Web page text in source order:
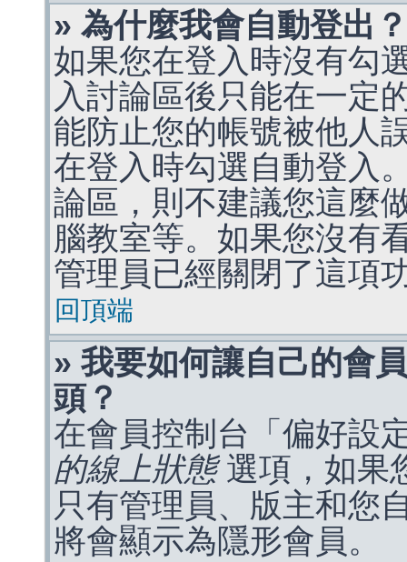
» 為什麼我會自動登出？
如果您在登入時沒有勾
入討論區後只能在一定
能防止您的帳號被他人
在登入時勾選自動登入
論區，則不建議您這麼
腦教室等。如果您沒有
管理員已經關閉了這項
回頂端
» 我要如何讓自己的會
頭？
在會員控制台「偏好設
的線上狀態選項，如果
只有管理員、版主和您
將會顯示為隱形會員。